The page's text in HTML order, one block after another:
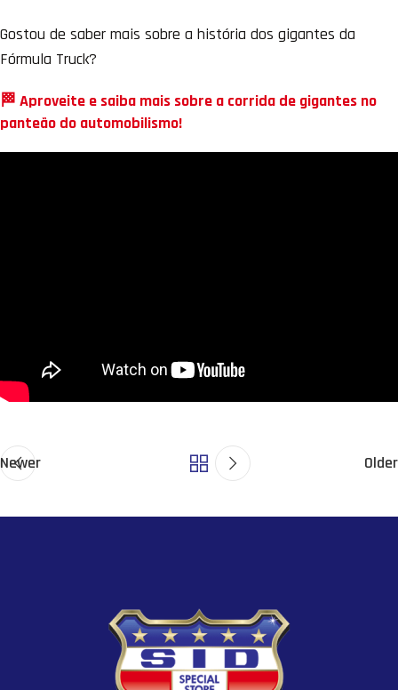
Gostou de saber mais sobre a história dos gigantes da
Fórmula Truck?
🏁 Aproveite e saiba mais sobre a corrida de gigantes no
panteão do automobilismo!
Newer Older